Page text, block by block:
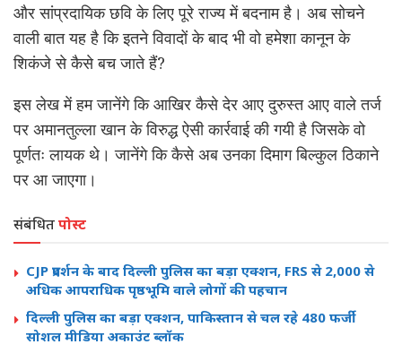
और सांप्रदायिक छवि के लिए पूरे राज्य में बदनाम है। अब सोचने
वाली बात यह है कि इतने विवादों के बाद भी वो हमेशा कानून के
शिकंजे से कैसे बच जाते हैं?
इस लेख में हम जानेंगे कि आखिर कैसे देर आए दुरुस्त आए वाले तर्ज
पर अमानतुल्ला खान के विरुद्ध ऐसी कार्रवाई की गयी है जिसके वो
पूर्णतः लायक थे। जानेंगे कि कैसे अब उनका दिमाग बिल्कुल ठिकाने
पर आ जाएगा।
संबंधितपोस्ट
CJP प्रदर्शन के बाद दिल्ली पुलिस का बड़ा एक्शन, FRS से 2,000 से
अधिक आपराधिक पृष्ठभूमि वाले लोगों की पहचान
दिल्ली पुलिस का बड़ा एक्शन, पाकिस्तान से चल रहे 480 फर्जी
सोशल मीडिया अकाउंट ब्लॉक